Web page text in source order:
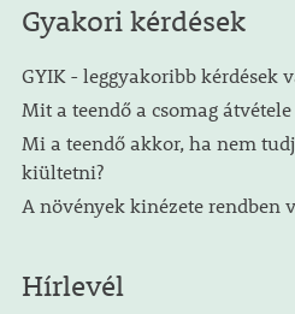
Gyakori kérdések
GYIK - leggyakoribb kérdések
Mit a teendő a csomag
Mi a teendő akkor, ha nem
kiültetni?
A növények kinézete rendben
Hírlevél